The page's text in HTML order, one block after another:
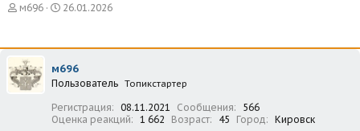
А
о
р
т
е
м696
Д
а
а
ч
л
а
26.01.2026
м696
Пользователь Топикстартер
Регистрация 08.11.2021 Сообщения
566
Оценка реакций
1 662 Возраст 45 Город Кировск